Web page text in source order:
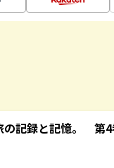
の記録と記憶。 第